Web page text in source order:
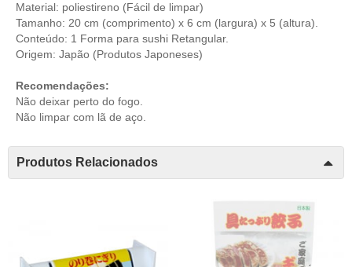
Material: poliestireno (Fácil de limpar)
Tamanho: 20 cm (comprimento) x 6 cm (largura) x 5 (altura).
Conteúdo: 1 Forma para sushi Retangular.
Origem: Japão (Produtos Japoneses)
Recomendações:
Não deixar perto do fogo.
Não limpar com lã de aço.
Produtos Relacionados